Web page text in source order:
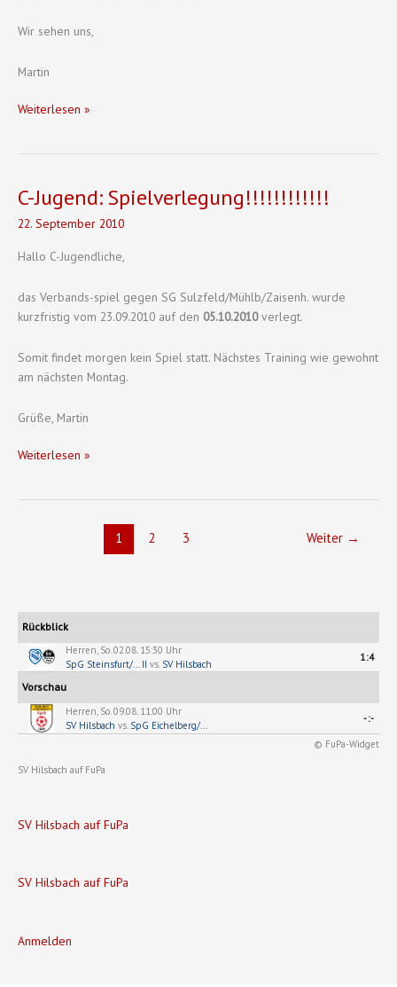
Wir sehen uns,
Martin
C-
–
08.10.2010
Weiterlesen »
C-Jugend: Spielverlegung!!!!!!!!!!!!
22. September 2010
Hallo C-Jugendliche,
das Verbands-spiel gegen SG Sulzfeld/Mühlb/Zaisenh. wurde
kurzfristig vom 23.09.2010 auf den 05.10.2010verlegt.
Somit findet morgen kein Spiel statt. Nächstes Training wie gewohnt
am nächsten Montag.
Grüße, Martin
C-
Weiterlesen »
1 2 3 Weiter →
Rückblick
Herren, So. 02.08. 15:30 Uhr
SpG Steinsfurt/... II vs. SV Hilsbach
1:4
Vorschau
Herren, So. 09.08. 11:00 Uhr
SV Hilsbach vs. SpG Eichelberg/...
-:-
© FuPa-Widget
SV Hilsbach auf FuPa
SV Hilsbach auf FuPa
SV Hilsbach auf FuPa
Anmelden